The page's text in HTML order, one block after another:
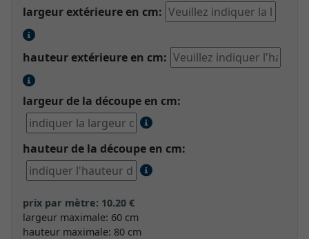
largeur extérieure en cm:
hauteur extérieure en cm:
largeur de la découpe en cm:
hauteur de la découpe en cm:
prix par mètre: 10.20 €
largeur maximale: 60 cm
hauteur maximale: 80 cm